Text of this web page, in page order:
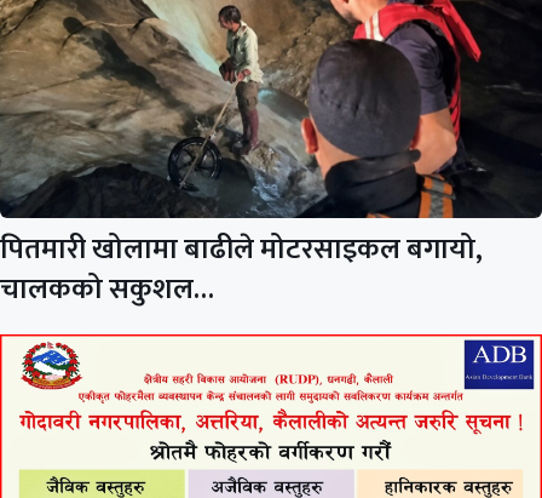
पितमारी खोलामा बाढीले मोटरसाइकल बगायो,
चालकको सकुशल…